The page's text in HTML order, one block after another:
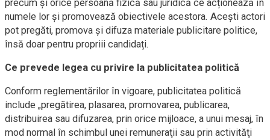
precum și orice persoană fizică sau juridică ce acționează în
numele lor și promovează obiectivele acestora. Acești actori
pot pregăti, promova și difuza materiale publicitare politice,
însă doar pentru propriii candidați.
Ce prevede legea cu privire la publicitatea politică
Conform reglementărilor în vigoare, publicitatea politică
include „pregătirea, plasarea, promovarea, publicarea,
distribuirea sau difuzarea, prin orice mijloace, a unui mesaj, în
mod normal în schimbul unei remuneraţii sau prin activităţi